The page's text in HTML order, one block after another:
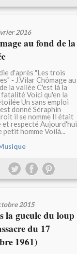
2016
au fond de la
d'après "Les trois
- J.Vilar Chômage au
la vallée C'est là la
Voici qu'en la
Un sans emploi
donné Séraphin
il se nomme Il était
et respecté Aujourd'hui
petit homme Voilà...
2015
la gueule du loup
du 17
1961)